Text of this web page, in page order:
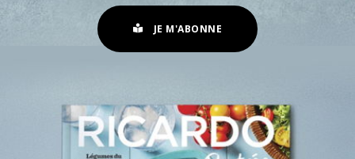
JE M'ABONNE